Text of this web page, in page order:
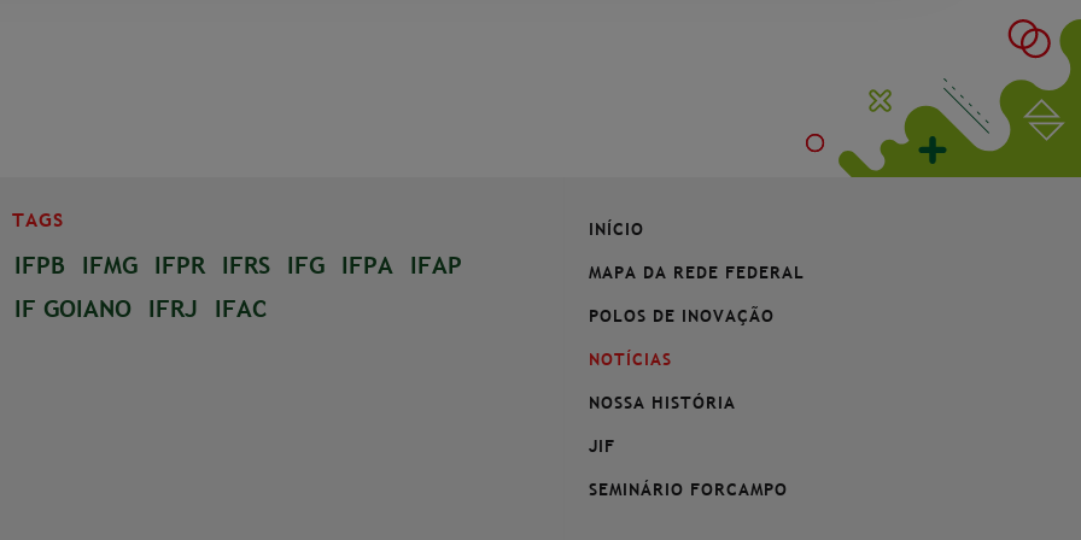
TAGS
IFPB IFMG IFPR IFRS IFG IFPA IFAP
IF GOIANO IFRJ IFAC
INÍCIO
MAPA DA REDE FEDERAL
POLOS DE INOVAÇÃO
NOTÍCIAS
NOSSA HISTÓRIA
JIF
SEMINÁRIO FORCAMPO